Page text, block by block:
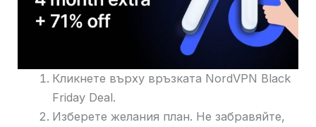
Кликнете върху връзката NordVPN Black
Friday Deal.
Изберете желания план. Не забравяйте,